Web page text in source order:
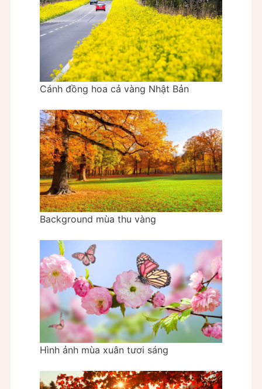
Cánh đồng hoa cả vàng Nhật Bản
Background mùa thu vàng
Hình ảnh mùa xuân tươi sáng